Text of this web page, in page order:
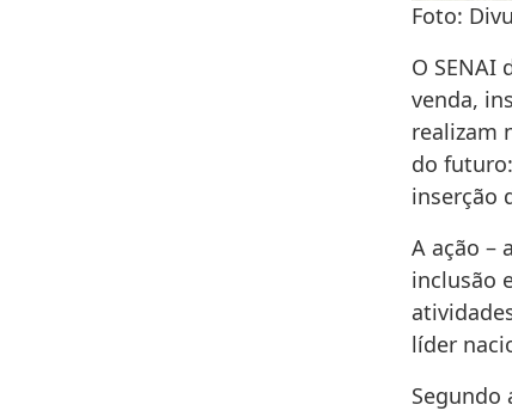
Foto:
O SENAI
venda,
realizam
do
inserção
A ação –
inclusão
líder
Segundo